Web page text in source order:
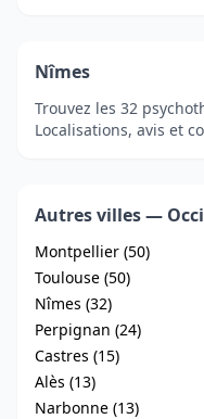
Nîmes
Trouvez les 32
Localisations, avis et
Autres villes —
Montpellier (50)
Toulouse (50)
Nîmes (32)
Perpignan (24)
Castres (15)
Alès (13)
Narbonne (13)